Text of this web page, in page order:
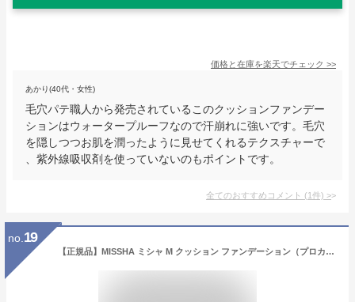
価格と在庫を楽天でチェック >>
あかり(40代・女性)
毛穴パテ職人から発売されているこのクッションファンデー
ションはウォータープルーフなので汗崩れに強いです。毛穴
を隠しつつお肌を潤ったように見せてくれるテクスチャーで
、紫外線吸収剤を使っていないのもポイントです。
全てのおすすめコメント (1件) >
no. 19
【正規品】MISSHA ミシャ M クッション ファンデーション（プロカバー）レフィル＋ケースセット 15g SPF50 PA+++ 保湿 カバー 肌に優しい 敏感肌 肌悩み 韓国コスメ 大人クッションファンデ 密着 長時間カバー 本体 化粧品 メール便 送料無料 代引き不可